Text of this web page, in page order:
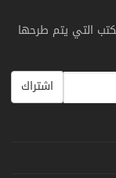
التي يتم طرحها
اشتراك